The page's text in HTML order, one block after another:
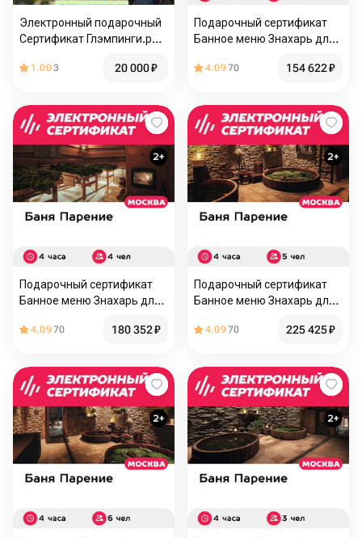
Электронный подарочный
Сертификат Глэмпинги.рф
глэмпинга для отдыха
детей)
1.003 20 000₽
Подарочный сертификат
Банное меню Знахарь для
4.0970 154 622₽
Подарочный сертификат
Банное меню Знахарь для
4.0970 180 352₽
Подарочный сертификат
Банное меню Знахарь для
4.0970 225 425₽